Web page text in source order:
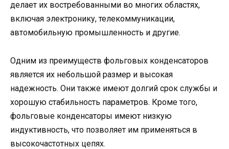
делает их востребованными во многих областях,
включая электронику, телекоммуникации,
автомобильную промышленность и другие.
Одним из преимуществ фольговых конденсаторов
является их небольшой размер и высокая
надежность. Они также имеют долгий срок службы и
хорошую стабильность параметров. Кроме того,
фольговые конденсаторы имеют низкую
индуктивность, что позволяет им применяться в
высокочастотных цепях.